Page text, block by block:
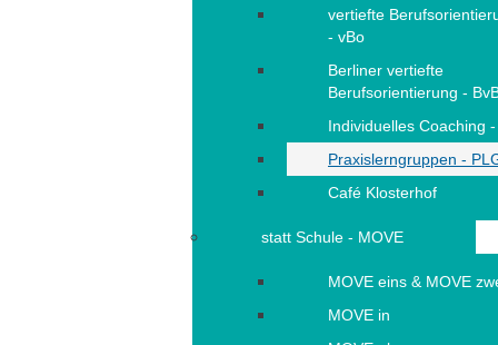
vertiefte
- vBo
Berliner vertiefte
Berufsorientierung -
Individuelles Coaching
Praxislerngruppen -
Café Klosterhof
statt Schule - MOVE
MOVE eins & MOVE
MOVE in